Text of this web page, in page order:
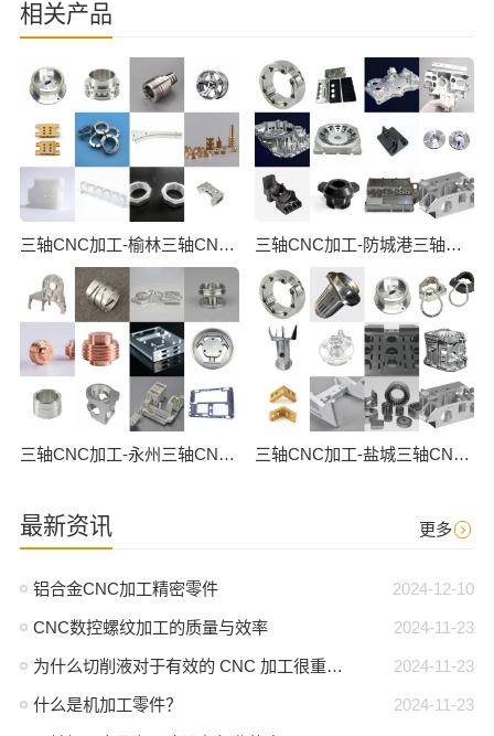
相关产品
三轴CNC加工-榆林三轴CNC数控加工 三轴CNC加工-防城港三轴CNC数控加工
三轴CNC加工-永州三轴CNC数控加工 三轴CNC加工-盐城三轴CNC数控加工
最新资讯 更多
2024-12-10
铝合金CNC加工精密零件
2024-11-23
CNC数控螺纹加工的质量与效率
2024-11-23
为什么切削液对于有效的 CNC 加工很重要？
2024-11-23
什么是机加工零件？